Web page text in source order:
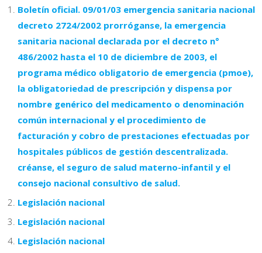
Boletín oficial. 09/01/03 emergencia sanitaria nacional
decreto 2724/2002 prorróganse, la emergencia
sanitaria nacional declarada por el decreto n°
486/2002 hasta el 10 de diciembre de 2003, el
programa médico obligatorio de emergencia (pmoe),
la obligatoriedad de prescripción y dispensa por
nombre genérico del medicamento o denominación
común internacional y el procedimiento de
facturación y cobro de prestaciones efectuadas por
hospitales públicos de gestión descentralizada.
créanse, el seguro de salud materno-infantil y el
consejo nacional consultivo de salud.
Legislación nacional
Legislación nacional
Legislación nacional